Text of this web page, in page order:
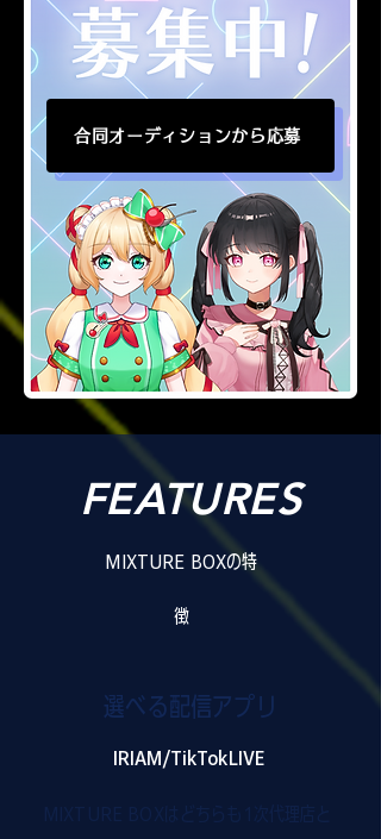
合同オーディションから応募
FEATURES
MIXTURE BOXの特
徴
選べる配信アプリ
IRIAM/TikTokLIVE